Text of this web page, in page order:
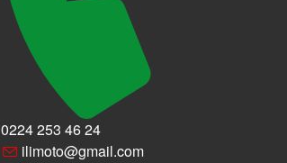
0224 253 46 24
ilimoto@gmail.com